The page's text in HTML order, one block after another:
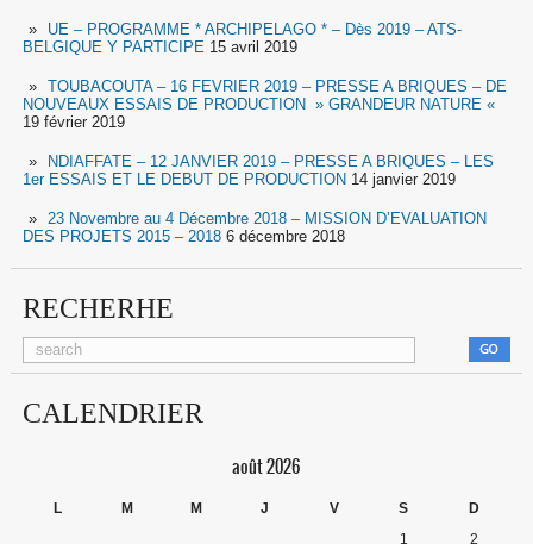
UE – PROGRAMME * ARCHIPELAGO * – Dès 2019 – ATS-
BELGIQUE Y PARTICIPE 15 avril 2019
TOUBACOUTA – 16 FEVRIER 2019 – PRESSE A BRIQUES – DE
NOUVEAUX ESSAIS DE PRODUCTION » GRANDEUR NATURE «
19 février 2019
NDIAFFATE – 12 JANVIER 2019 – PRESSE A BRIQUES – LES
1er ESSAIS ET LE DEBUT DE PRODUCTION 14 janvier 2019
23 Novembre au 4 Décembre 2018 – MISSION D’EVALUATION
DES PROJETS 2015 – 2018 6 décembre 2018
RECHERHE
CALENDRIER
août 2026
L M M J V S
D
1
2